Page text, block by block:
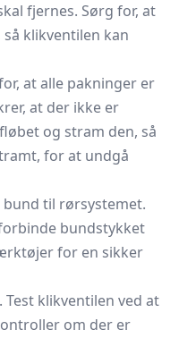
fjernes. Sørg for, at
klikventilen kan
at alle pakninger er
at der ikke er
og stram den, så
for at undgå
til rørsystemet.
bundstykket
for en sikker
klikventilen ved at
om der er